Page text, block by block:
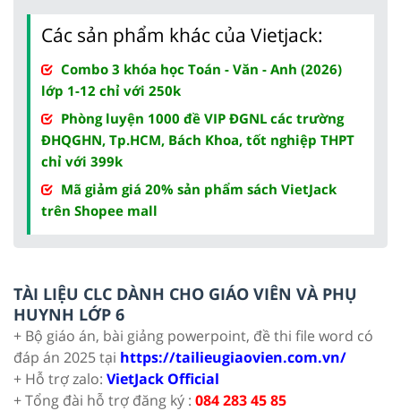
Các sản phẩm khác của Vietjack:
Combo 3 khóa học Toán - Văn - Anh (2026)
lớp 1-12 chỉ với 250k
Phòng luyện 1000 đề VIP ĐGNL các trường
ĐHQGHN, Tp.HCM, Bách Khoa, tốt nghiệp THPT
chỉ với 399k
Mã giảm giá 20% sản phẩm sách VietJack
trên Shopee mall
TÀI LIỆU CLC DÀNH CHO GIÁO VIÊN VÀ PHỤ
HUYNH LỚP 6
+ Bộ giáo án, bài giảng powerpoint, đề thi file word có
đáp án 2025 tại https://tailieugiaovien.com.vn/
+ Hỗ trợ zalo: VietJack Official
+ Tổng đài hỗ trợ đăng ký : 084 283 45 85